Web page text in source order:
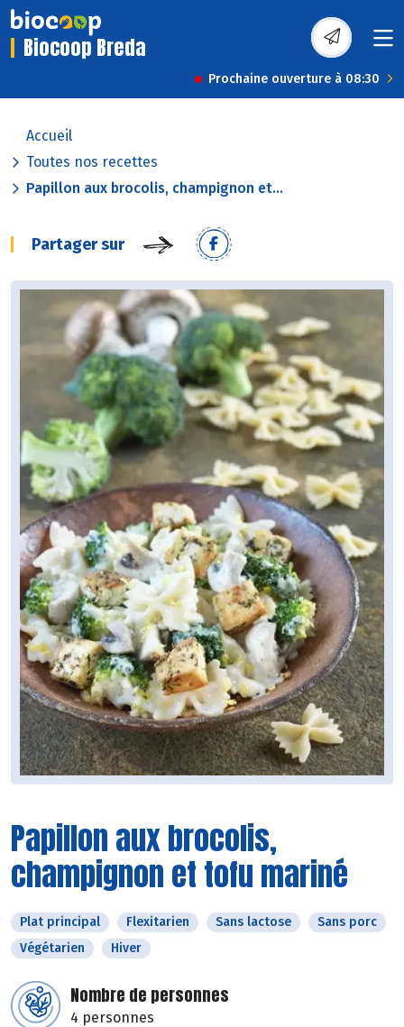
Biocoop Breda
Prochaine ouverture à 08:30
Accueil
Toutes nos recettes
Papillon aux brocolis, champignon et...
Partager sur
Papillon aux brocolis,
champignon et tofu mariné
Plat principal Flexitarien Sans lactose
Sans porc
Végétarien
Hiver
Nombre de personnes
4 personnes